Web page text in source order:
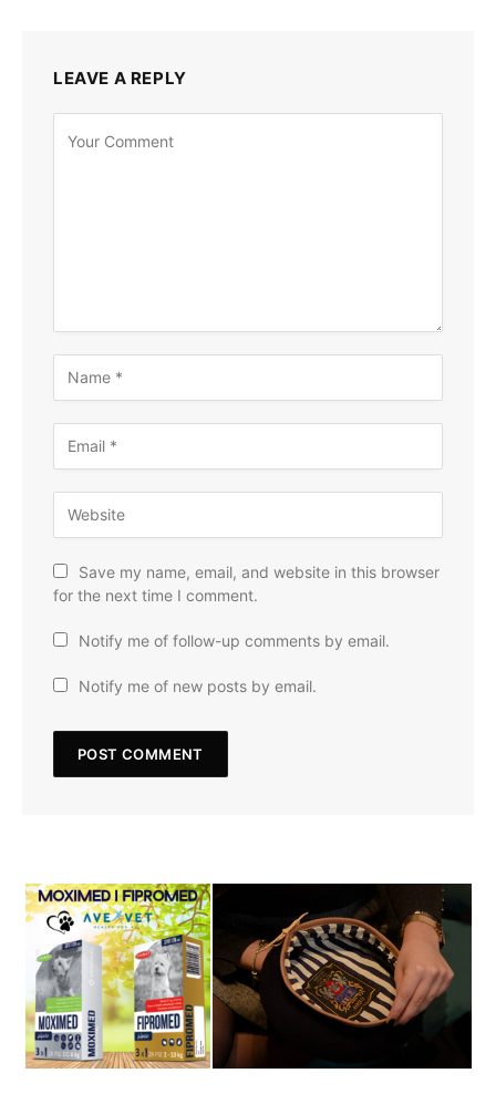
LEAVE A REPLY
Save my name, email, and website in this browser
for the next time I comment.
Notify me of follow-up comments by email.
Notify me of new posts by email.